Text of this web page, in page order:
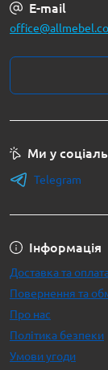
E-mail
Інформація
Доставка та
Повернення та
Про нас
Політика безпеки
Умови угоди
Ми у
Telegram